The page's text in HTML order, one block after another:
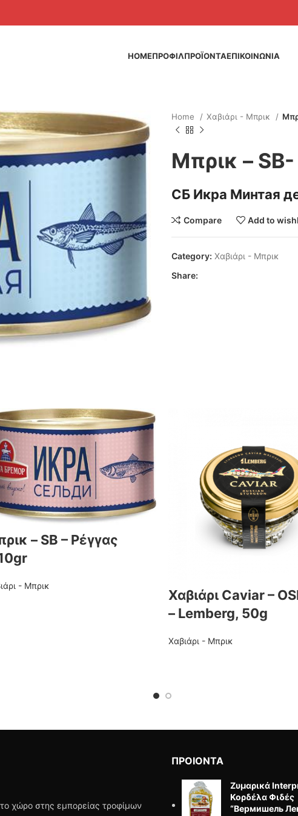
HOMEΠΡΟΦΙΛΠΡΟΪΟΝΤΑΕΠΙΚΟΙΝΩΝΙΑ
Home Χαβιάρι - Μπρικ
Μπρικ –
СБ Икра Минтая
Compare Add to
Category: Χαβιάρι - Μπρικ
Share:
– SB – Ρέγγας
- Μπρικ
Χαβιάρι Caviar –
– Lemberg, 50g
Χαβιάρι - Μπρικ
χώρο στης εμπορείας τροφίμων
ΠΡΟΙΟΝΤΑ
Ζυμαρικά
Κορδέλα Φιδές
“Вермишель